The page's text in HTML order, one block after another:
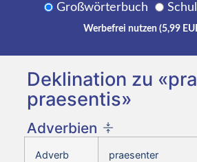
Großwörterbuch
Werbefrei nutzen (5,99
Deklination zu
praesentis»
Adverbien
Adverb
praesenter